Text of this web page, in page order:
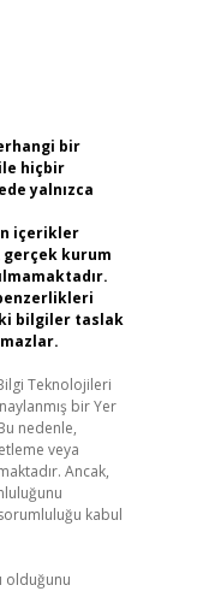
bir
hiçbir
yalnızca
içerikler
kurum
bilgiler taslak
Teknolojileri
bir Yer
nedenle,
veya
Ancak,
kabul
olduğunu